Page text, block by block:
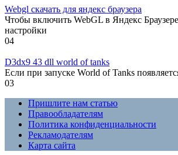
Webgl скачать для яндекс браузера
Чтобы включить WebGL в Яндекс
настройки
04
D3dx9 43 dll world of tanks
Если при запуске World of Tanks
03
Пришлите нам статью
Правообладателям
Политика конфиденциальности
Рекламодателям
Карта сайта